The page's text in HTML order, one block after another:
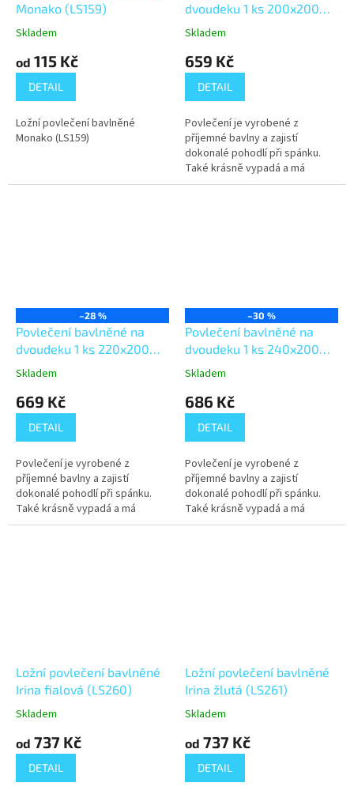
Monako (LS159)
Skladem
od 115 Kč
DETAIL
Ložní povlečení bavlněné
Monako (LS159)
dvoudeku 1 ks 200x200
cm + 2 ks 70x90 cm hnědá
Skladem
659 Kč
DETAIL
Povlečení je vyrobené z
příjemné bavlny a zajistí
dokonalé pohodlí při spánku.
Také krásně vypadá a má
kvalitní potisk, což zaručuje
–28 %
Povlečení bavlněné na
dvoudeku 1 ks 220x200
cm + 2 ks 70x90 cm hnědá
Skladem
669 Kč
DETAIL
Povlečení je vyrobené z
příjemné bavlny a zajistí
dokonalé pohodlí při spánku.
Také krásně vypadá a má
kvalitní potisk, což zaručuje
–30 %
Povlečení bavlněné na
dvoudeku 1 ks 240x200
cm + 2 ks 70x90 cm hnědá
Skladem
686 Kč
DETAIL
Povlečení je vyrobené z
příjemné bavlny a zajistí
dokonalé pohodlí při spánku.
Také krásně vypadá a má
kvalitní potisk, což zaručuje
Ložní povlečení bavlněné
Irina fialová (LS260)
Skladem
od 737 Kč
DETAIL
Ložní povlečení bavlněné
Irina žlutá (LS261)
Skladem
od 737 Kč
DETAIL